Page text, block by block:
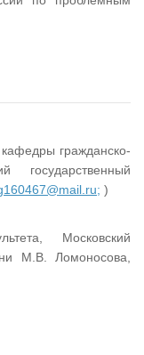
гражданско-
государственный
)
Московский
М.В. Ломоносова,